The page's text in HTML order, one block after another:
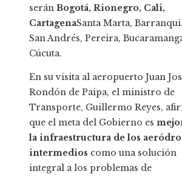
serán Bogotá, Rionegro, Cali,
CartagenaSanta Marta,
San Andrés, Pereira,
Cúcuta.
En su visita al aeropuerto Juan
Rondón de Paipa, el ministro de
Transporte, Guillermo Reyes,
que el meta del Gobierno es
la infraestructura de los
intermedios como una solución
integral a los problemas de